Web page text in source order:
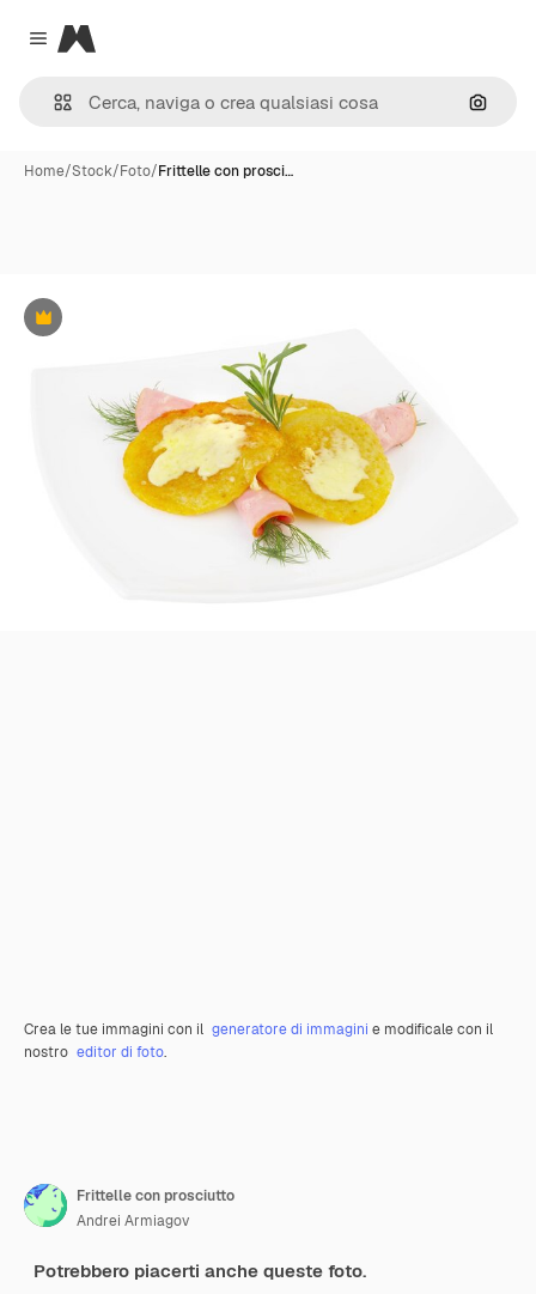
Close menu
Magnific
Cerca
Home/Stock/Foto/Frittelle con prosci…
Premium
Crea le tue immagini con il generatore di immagini e modificale con il
nostro editor di foto.
Frittelle con prosciutto
Andrei Armiagov
Potrebbero piacerti anche queste foto.